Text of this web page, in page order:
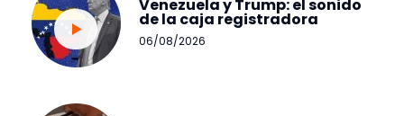
Venezuela y Trump: el sonido
de la caja registradora
06/08/2026